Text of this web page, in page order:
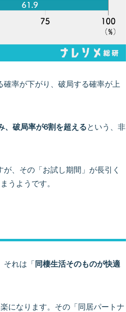
率が下がり、破局する確率が上
、破局率が6割を超えるという、非
、その「お試し期間」が長引く
うようです。
それは「 同棲生活そのものが快適
になります。その「同居パートナ